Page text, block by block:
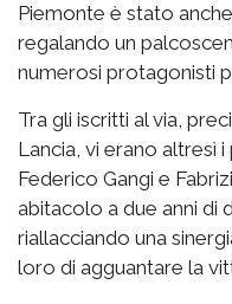
Piemonte è stato
regalando un
numerosi protagonisti
Tra gli iscritti al via,
Lancia, vi erano altresì
Federico Gangi e
abitacolo a due anni di
riallacciando una
loro di agguantare la